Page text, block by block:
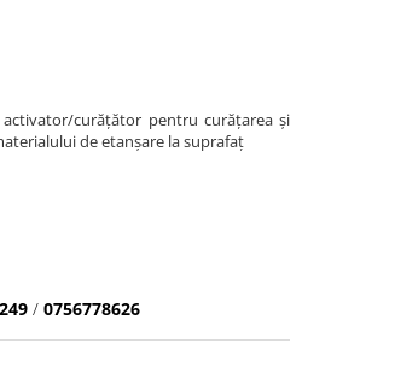
curățător pentru curățarea și
de etanșare la suprafaț
/ 0756778626